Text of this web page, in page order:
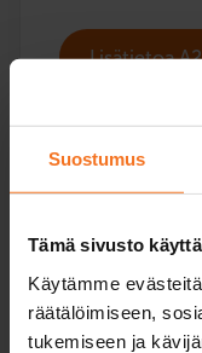
Suostumus
Tämä sivusto
Käytämme
räätälöimiseen,
tukemiseen ja
Lisätietoa